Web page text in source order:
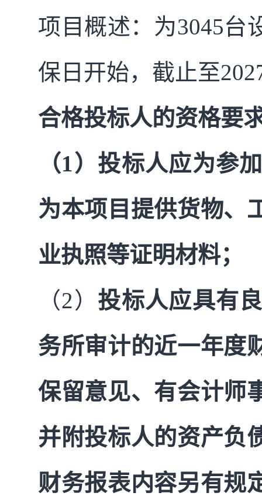
项目概述： 为3045台
保日开始，截止至
合格投标人的资格要
（1）投标人应为参
为本项目提供货物、
业执照等证明材料；
（2） 投标人应具有
务所审计的近一年度
保留意见、有会计师
并附投标人的资产负
财务报表内容另有规